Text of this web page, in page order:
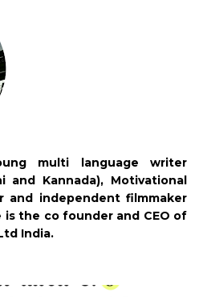
multi language writer
and Kannada), Motivational
and independent filmmaker
is the co founder and CEO of
India.